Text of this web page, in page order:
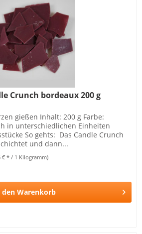
Crunch bordeaux 200 g
gießen Inhalt: 200 g Farbe:
in unterschiedlichen Einheiten
So gehts: Das Candle Crunch
und dann...
€ * / 1 Kilogramm)
den Warenkorb